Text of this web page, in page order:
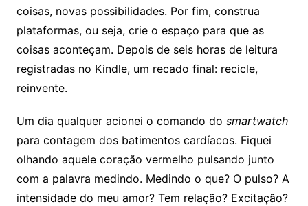
coisas, novas possibilidades. Por fim, construa
plataformas, ou seja, crie o espaço para que as
coisas aconteçam. Depois de seis horas de leitura
registradas no Kindle, um recado final: recicle,
reinvente.
Um dia qualquer acionei o comando do smartwatch
para contagem dos batimentos cardíacos. Fiquei
olhando aquele coração vermelho pulsando junto
com a palavra medindo. Medindo o que? O pulso? A
intensidade do meu amor? Tem relação? Excitação?